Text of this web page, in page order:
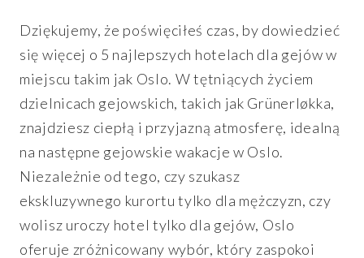
Dziękujemy, że poświęciłeś czas, by dowiedzieć
się więcej o 5 najlepszych hotelach dla gejów w
miejscu takim jak Oslo. W tętniących życiem
dzielnicach gejowskich, takich jak Grünerløkka,
znajdziesz ciepłą i przyjazną atmosferę, idealną
na następne gejowskie wakacje w Oslo.
Niezależnie od tego, czy szukasz
ekskluzywnego kurortu tylko dla mężczyzn, czy
wolisz uroczy hotel tylko dla gejów, Oslo
oferuje zróżnicowany wybór, który zaspokoi